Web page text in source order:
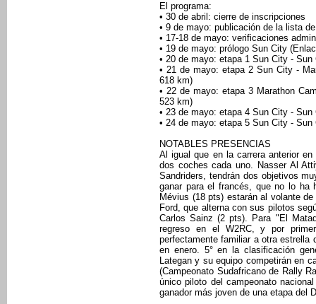
El programa:
• 30 de abril: cierre de inscripciones
• 9 de mayo: publicación de la lista
• 17-18 de mayo: verificaciones
• 19 de mayo: prólogo Sun City
• 20 de mayo: etapa 1 Sun City -
• 21 de mayo: etapa 2 Sun City -
618 km)
• 22 de mayo: etapa 3 Marathon
523 km)
• 23 de mayo: etapa 4 Sun City -
• 24 de mayo: etapa 5 Sun City -
NOTABLES PRESENCIAS
Al igual que en la carrera anterior
dos coches cada uno. Nasser Al
Sandriders, tendrán dos objetivos
ganar para el francés, que no lo ha
Mévius (18 pts) estarán al volante
Ford, que alterna con sus pilotos
Carlos Sainz (2 pts). Para "El
regreso en el W2RC, y por
perfectamente familiar a otra estrella
en enero. 5° en la clasificación
Lategan y su equipo competirán en
(Campeonato Sudafricano de Rally
único piloto del campeonato
ganador más joven de una etapa del